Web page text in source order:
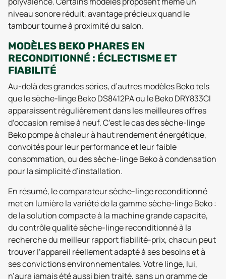
niveau sonore réduit, avantage précieux quand le
tambour tourne à proximité du salon.
MODÈLES BEKO PHARES EN
RECONDITIONNÉ : ÉCLECTISME ET
FIABILITÉ
Au-delà des grandes séries, d’autres modèles Beko tels
que le sèche-linge Beko DS8412PA ou le Beko DRY833CI
apparaissent régulièrement dans les meilleures offres
d’occasion remise à neuf. C’est le cas des sèche-linge
Beko pompe à chaleur à haut rendement énergétique,
convoités pour leur performance et leur faible
consommation, ou des sèche-linge Beko à condensation
pour la simplicité d’installation.
En résumé, le comparateur sèche-linge reconditionné
met en lumière la variété de la gamme sèche-linge Beko :
de la solution compacte à la machine grande capacité,
du contrôle qualité sèche-linge reconditionné à la
recherche du meilleur rapport fiabilité-prix, chacun peut
trouver l’appareil réellement adapté à ses besoins et à
ses convictions environnementales. Votre linge, lui,
n’aura jamais été aussi bien traité, sans un gramme de